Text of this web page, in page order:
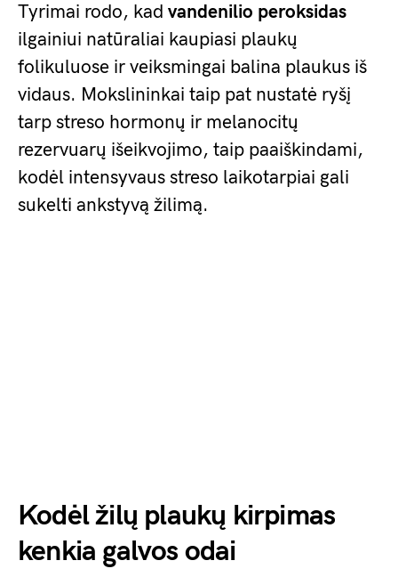
Tyrimai rodo, kad vandenilio peroksidas
ilgainiui natūraliai kaupiasi plaukų
folikuluose ir veiksmingai balina plaukus iš
vidaus. Mokslininkai taip pat nustatė ryšį
tarp streso hormonų ir melanocitų
rezervuarų išeikvojimo, taip paaiškindami,
kodėl intensyvaus streso laikotarpiai gali
sukelti ankstyvą žilimą.
Kodėl žilų plaukų kirpimas
kenkia galvos odai